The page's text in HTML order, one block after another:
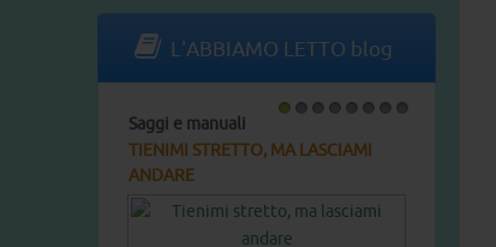
L'ABBIAMO LETTO blog
Saggi e manuali
TIENIMI STRETTO, MA LASCIAMI
ANDARE